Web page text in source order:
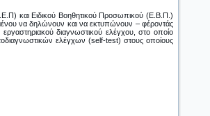
και Ειδικού Βοηθητικού Προσωπικού (Ε.Β.Π.)
να δηλώνουν και να εκτυπώνουν – φέροντάς
διαγνωστικού ελέγχου, στο οποίο
ελέγχων (self-test) στους οποίους